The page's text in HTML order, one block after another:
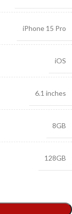
iPhone 15 Pro
iOS
6.1 inches
8GB
128GB